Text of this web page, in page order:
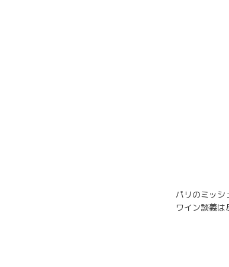
パリのミッシ
ワイン談義は